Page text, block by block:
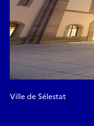
Ville de Sélestat